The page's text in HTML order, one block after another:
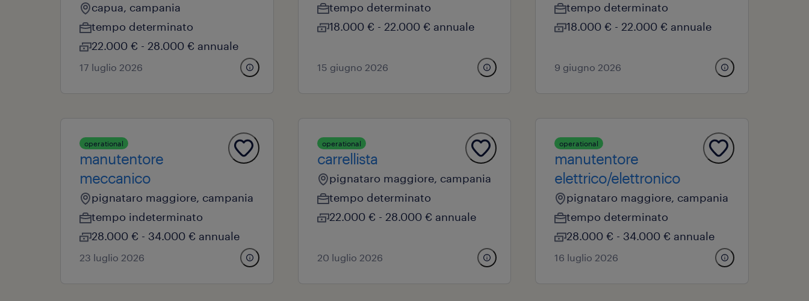
capua, campania
tempo determinato
22.000 € - 28.000 € annuale
17 luglio 2026
tempo determinato
18.000 € - 22.000 € annuale
15 giugno 2026
tempo determinato
18.000 € - 22.000 € annuale
9 giugno 2026
operational
manutentore
meccanico
pignataro maggiore, campania
tempo indeterminato
28.000 € - 34.000 € annuale
23 luglio 2026
operational
carrellista
pignataro maggiore, campania
tempo determinato
22.000 € - 28.000 € annuale
20 luglio 2026
operational
manutentore
elettrico/elettronico
pignataro maggiore, campania
tempo determinato
28.000 € - 34.000 € annuale
16 luglio 2026